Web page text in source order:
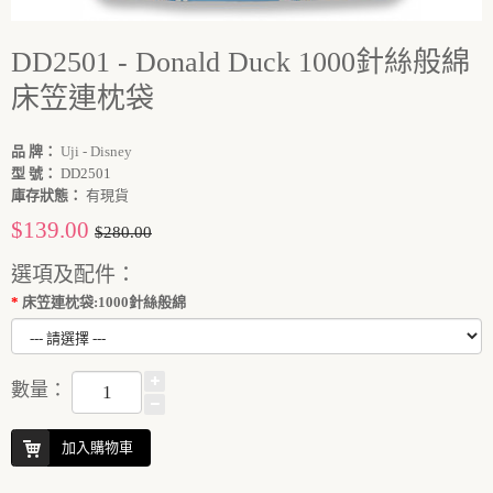
DD2501 - Donald Duck 1000針絲般綿
床笠連枕袋
品 牌： Uji - Disney
型 號： DD2501
庫存狀態： 有現貨
$139.00 $280.00
選項及配件：
床笠連枕袋:1000針絲般綿
數量：
加入購物車